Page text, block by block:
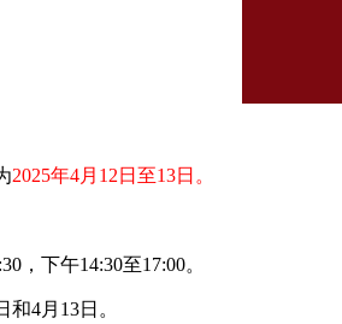
2025年4月12日至13日。
下午14:30至17:00。
4月13日。